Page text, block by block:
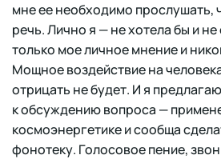
мне ее необходимо прослушать,
речь. Лично я — не хотела бы и
только мое личное мнение и
Мощное воздействие на
отрицать не будет. И я
к обсуждению вопроса —
космоэнергетике и сообща
фонотеку. Голосовое пение,